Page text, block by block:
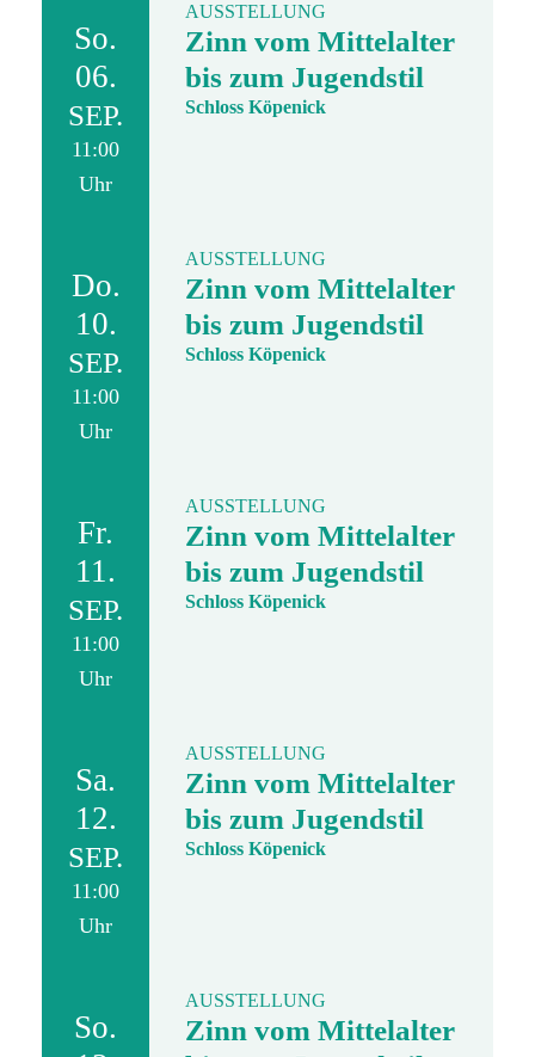
So.
06.
SEP.
11:00
Uhr
AUSSTELLUNG
Zinn vom Mittelalter
bis zum Jugendstil
Schloss Köpenick
Do.
10.
SEP.
11:00
Uhr
AUSSTELLUNG
Zinn vom Mittelalter
bis zum Jugendstil
Schloss Köpenick
Fr.
11.
SEP.
11:00
Uhr
AUSSTELLUNG
Zinn vom Mittelalter
bis zum Jugendstil
Schloss Köpenick
Sa.
12.
SEP.
11:00
Uhr
AUSSTELLUNG
Zinn vom Mittelalter
bis zum Jugendstil
Schloss Köpenick
So.
AUSSTELLUNG
Zinn vom Mittelalter